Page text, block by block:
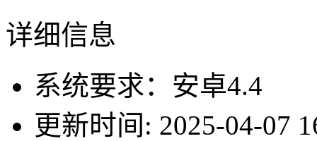
详细信息
系统要求：安卓4.4
更新时间: 2025-04-07